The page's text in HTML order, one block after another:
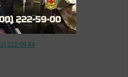
222 09 84